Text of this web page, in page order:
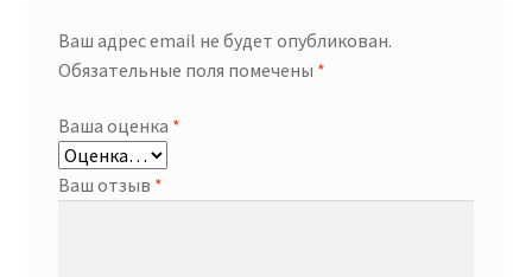
Ваш адрес email не будет опубликован.
Обязательные поля помечены *
Ваша оценка *
Ваш отзыв *